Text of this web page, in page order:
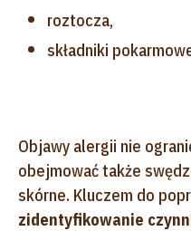
roztocza,
składniki
Objawy alergii nie
obejmować także
skórne. Kluczem do
zidentyfikowanie